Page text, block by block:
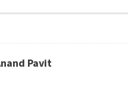
Pavit